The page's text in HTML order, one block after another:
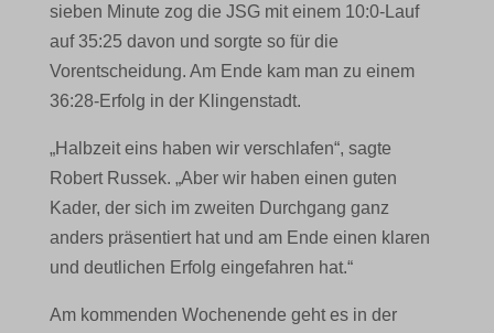
sieben Minute zog die JSG mit einem 10:0-Lauf
auf 35:25 davon und sorgte so für die
Vorentscheidung. Am Ende kam man zu einem
36:28-Erfolg in der Klingenstadt.
„Halbzeit eins haben wir verschlafen“, sagte
Robert Russek. „Aber wir haben einen guten
Kader, der sich im zweiten Durchgang ganz
anders präsentiert hat und am Ende einen klaren
und deutlichen Erfolg eingefahren hat.“
Am kommenden Wochenende geht es in der